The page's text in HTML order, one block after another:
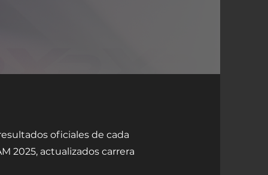
oficiales de cada
2025, actualizados carrera